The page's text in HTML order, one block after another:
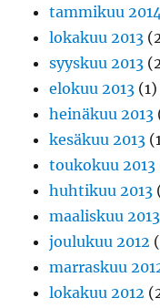
tammikuu
lokakuu 2013
syyskuu 2013
elokuu 2013 (1)
heinäkuu 2013
kesäkuu 2013
toukokuu 2013
huhtikuu 2013
maaliskuu 2013
joulukuu 2012
marraskuu
lokakuu 2012